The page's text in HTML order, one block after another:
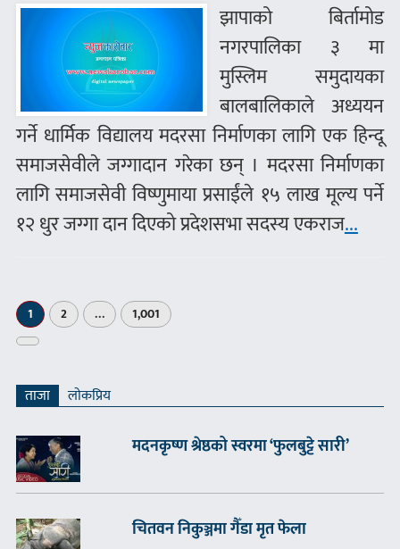
झापाको बिर्तामोड
नगरपालिका ३ मा
मुस्लिम समुदायका
बालबालिकाले अध्ययन
गर्ने धार्मिक विद्यालय मदरसा निर्माणका लागि एक हिन्दू
समाजसेवीले जग्गादान गरेका छन् । मदरसा निर्माणका
लागि समाजसेवी विष्णुमाया प्रसाईंले १५ लाख मूल्य पर्ने
१२ धुर जग्गा दान दिएको प्रदेशसभा सदस्य एकराज...
1 2 …
1,001
अर्को
ताजा लाेकप्रिय
मदनकृष्ण श्रेष्ठको स्वरमा ‘फुलबुट्टे सारी’
चितवन निकुञ्जमा गैँडा मृत फेला